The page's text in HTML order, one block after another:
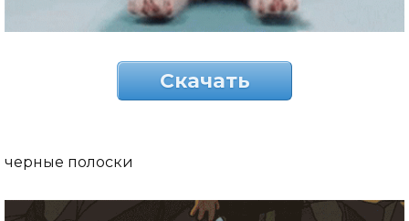
Скачать
черные полоски